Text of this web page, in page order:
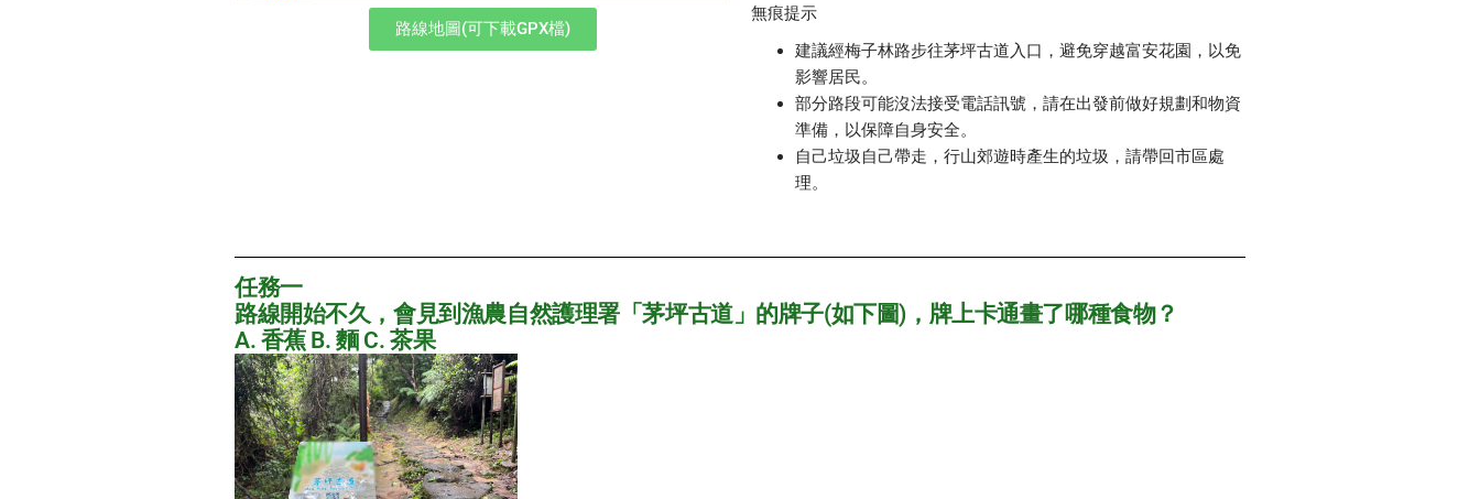
路線地圖(可下載GPX檔)
無痕提示
建議經梅子林路步往茅坪古道入口，避免穿越富安花園，以免
影響居民。
部分路段可能沒法接受電話訊號，請在出發前做好規劃和物資
準備，以保障自身安全。
自己垃圾自己帶走，行山郊遊時產生的垃圾，請帶回市區處
理。
任務一
路線開始不久，會見到漁農自然護理署「茅坪古道」的牌子(如下圖)，牌上卡通畫了哪種食物？
A. 香蕉 B. 麵 C. 茶果